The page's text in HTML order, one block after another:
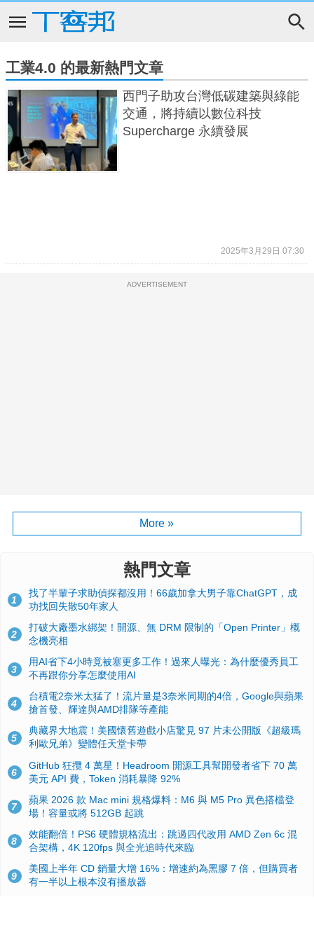
工業4.0 的最新熱門文章
西門子助攻台灣低碳建築與綠能
交通，將持續以數位科技
Supercharge 永續發展
2025年3月29日 07:30
ADVERTISEMENT
More »
熱門文章
1
找了半輩子求助偵探都沒用！66歲加拿大男子靠ChatGPT，成
功找回失散50年家人
2
打破大廠墨水綁架！開源、無 DRM 限制的「Open Printer」概
念機亮相
3
用AI省下4小時竟被塞更多工作！過來人曝光：為什麼優秀員工
不再跟你分享怎麼使用AI
4
台積電2奈米太猛了！流片量是3奈米同期的4倍，Google與蘋果
搶首發、輝達與AMD排隊等產能
5
典藏界大地震！美國懷舊遊戲小店驚見 97 片未公開版《超級瑪
利歐兄弟》變體任天堂卡帶
6
GitHub 狂攬 4 萬星！Headroom 開源工具幫開發者省下 70 萬
美元 API 費，Token 消耗暴降 92%
7
蘋果 2026 款 Mac mini 規格爆料：M6 與 M5 Pro 異色搭檔登
場！容量或將 512GB 起跳
8
效能翻倍！PS6 硬體規格流出：跳過四代改用 AMD Zen 6c 混
合架構，4K 120fps 與全光追時代來臨
9
美國上半年 CD 銷量大增 16%：增速約為黑膠 7 倍，但購買者
有一半以上根本沒有播放器